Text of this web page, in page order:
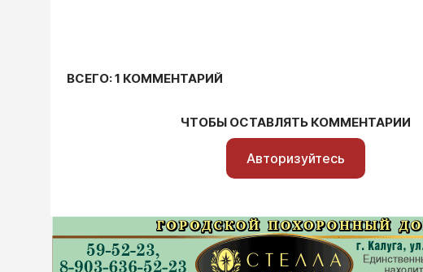
ВСЕГО: 1 КОММЕНТАРИЙ
ЧТОБЫ ОСТАВЛЯТЬ КОММЕНТАРИИ
Авторизуйтесь